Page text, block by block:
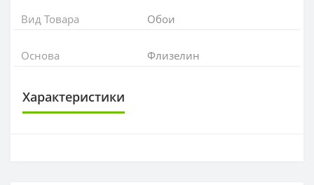
Вид Товара Обои
Основа Флизелин
Характеристики